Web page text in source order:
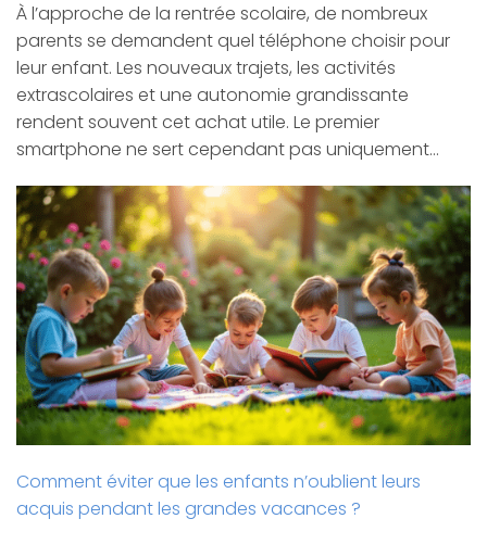
À l’approche de la rentrée scolaire, de nombreux
parents se demandent quel téléphone choisir pour
leur enfant. Les nouveaux trajets, les activités
extrascolaires et une autonomie grandissante
rendent souvent cet achat utile. Le premier
smartphone ne sert cependant pas uniquement…
Comment éviter que les enfants n’oublient leurs
acquis pendant les grandes vacances ?